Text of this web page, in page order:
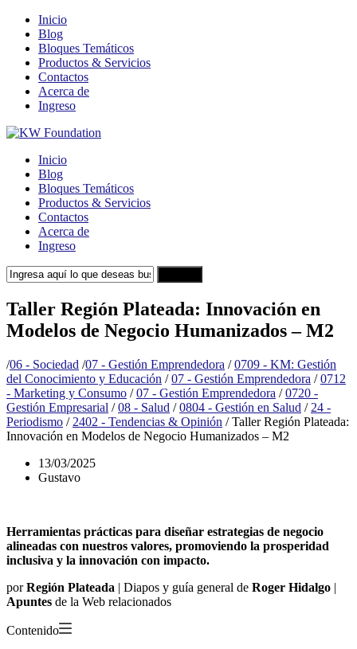
Inicio
Blog
Bloques Temáticos
Productos & Servicios
Contactos
Acerca de
Ingreso
Inicio
Blog
Bloques Temáticos
Productos & Servicios
Contactos
Acerca de
Ingreso
Taller Región Plateada: Innovación en
Modelos de Negocio Humanizados – M2
/06 - Sociedad /07 - Gestión Emprendedora / 0709 - KM: Gestión
del Conocimiento y Educación / 07 - Gestión Emprendedora / 0712
- Marketing y Consumo / 07 - Gestión Emprendedora / 0720 -
Gestión Empresarial / 08 - Salud / 0804 - Gestión en Salud / 24 -
Periodismo / 2402 - Tendencias & Opinión /Taller Región Plateada:
Innovación en Modelos de Negocio Humanizados – M2
13/03/2025
Gustavo
Herramientas prácticas para diseñar estrategias de negocio
alineadas con nuestros valores, promoviendo la prosperidad
inclusiva y la innovación con impacto.
porRegión Plateada | Diapos y guía general de Roger Hidalgo |
Apuntes de la Web relacionados
Contenido